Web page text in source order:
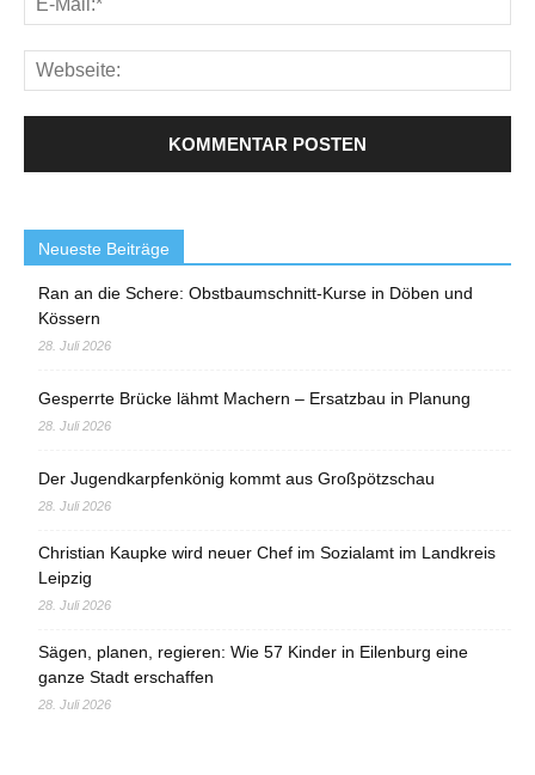
Neueste Beiträge
Ran an die Schere: Obstbaumschnitt-Kurse in Döben und
Kössern
28. Juli 2026
Gesperrte Brücke lähmt Machern – Ersatzbau in Planung
28. Juli 2026
Der Jugendkarpfenkönig kommt aus Großpötzschau
28. Juli 2026
Christian Kaupke wird neuer Chef im Sozialamt im Landkreis
Leipzig
28. Juli 2026
Sägen, planen, regieren: Wie 57 Kinder in Eilenburg eine
ganze Stadt erschaffen
28. Juli 2026